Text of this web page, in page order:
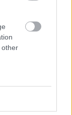
other
hviezda